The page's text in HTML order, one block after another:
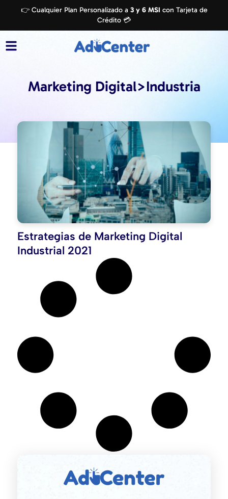
👉 Cualquier Plan Personalizado a 3 y 6 MSI con Tarjeta de
Crédito 💳
Marketing Digital>Industria
Estrategias de Marketing Digital
Industrial 2021